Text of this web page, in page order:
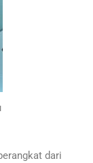
dari